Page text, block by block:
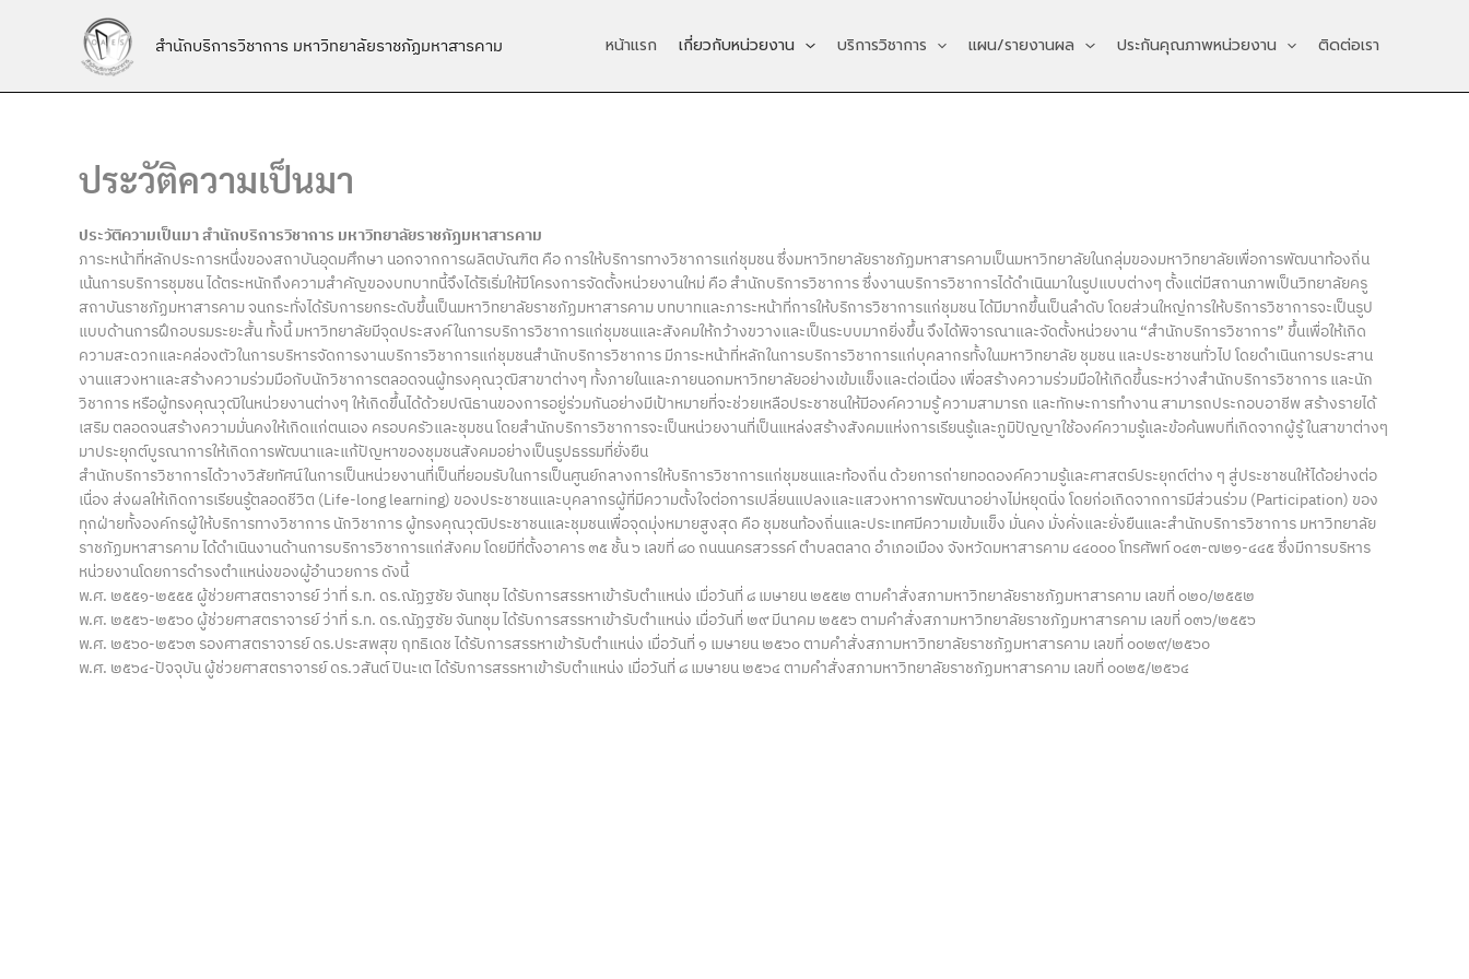
สำนักบริการวิชาการ มหาวิทยาลัยราชภัฏมหาสารคาม หน้าแรก เกี่ยวกับหน่วยงาน บริการวิชาการ แผน/รายงานผล ประกันคุณภาพหน่วยงาน ติดต่อเรา
ประวัติความเป็นมา
ประวัติความเป็นมา สำนักบริการวิชาการ มหาวิทยาลัยราชภัฏมหาสารคาม
ภาระหน้าที่หลักประการหนึ่งของสถาบันอุดมศึกษา นอกจากการผลิตบัณฑิต คือ การให้บริการทางวิชาการแก่ชุมชน ซึ่งมหาวิทยาลัยราชภัฏมหาสารคามเป็นมหาวิทยาลัยในกลุ่มของมหาวิทยาลัยเพื่อการพัฒนาท้องถิ่น
เน้นการบริการชุมชน ได้ตระหนักถึงความสำคัญของบทบาทนี้จึงได้ริเริ่มให้มีโครงการจัดตั้งหน่วยงานใหม่ คือ สำนักบริการวิชาการ ซึ่งงานบริการวิชาการได้ดำเนินมาในรูปแบบต่างๆ ตั้งแต่มีสถานภาพเป็นวิทยาลัยครู
สถาบันราชภัฏมหาสารคาม จนกระทั่งได้รับการยกระดับขึ้นเป็นมหาวิทยาลัยราชภัฏมหาสารคาม บทบาทและภาระหน้าที่การให้บริการวิชาการแก่ชุมชน ได้มีมากขึ้นเป็นลำดับ โดยส่วนใหญ่การให้บริการวิชาการจะเป็นรูป
แบบด้านการฝึกอบรมระยะสั้น ทั้งนี้ มหาวิทยาลัยมีจุดประสงค์ในการบริการวิชาการแก่ชุมชนและสังคมให้กว้างขวางและเป็นระบบมากยิ่งขึ้น จึงได้พิจารณาและจัดตั้งหน่วยงาน “สำนักบริการวิชาการ” ขึ้นเพื่อให้เกิด
ความสะดวกและคล่องตัวในการบริหารจัดการงานบริการวิชาการแก่ชุมชนสำนักบริการวิชาการ มีภาระหน้าที่หลักในการบริการวิชาการแก่บุคลากรทั้งในมหาวิทยาลัย ชุมชน และประชาชนทั่วไป โดยดำเนินการประสาน
งานแสวงหาและสร้างความร่วมมือกับนักวิชาการตลอดจนผู้ทรงคุณวุฒิสาขาต่างๆ ทั้งภายในและภายนอกมหาวิทยาลัยอย่างเข้มแข็งและต่อเนื่อง เพื่อสร้างความร่วมมือให้เกิดขึ้นระหว่างสำนักบริการวิชาการ และนัก
วิชาการ หรือผู้ทรงคุณวุฒิในหน่วยงานต่างๆ ให้เกิดขึ้นได้ด้วยปณิธานของการอยู่ร่วมกันอย่างมีเป้าหมายที่จะช่วยเหลือประชาชนให้มีองค์ความรู้ ความสามารถ และทักษะการทำงาน สามารถประกอบอาชีพ สร้างรายได้
เสริม ตลอดจนสร้างความมั่นคงให้เกิดแก่ตนเอง ครอบครัวและชุมชน โดยสำนักบริการวิชาการจะเป็นหน่วยงานที่เป็นแหล่งสร้างสังคมแห่งการเรียนรู้และภูมิปัญญาใช้องค์ความรู้และข้อค้นพบที่เกิดจากผู้รู้ ในสาขาต่างๆ
มาประยุกต์บูรณาการให้เกิดการพัฒนาและแก้ปัญหาของชุมชนสังคมอย่างเป็นรูปธรรมที่ยั่งยืน
สำนักบริการวิชาการได้วางวิสัยทัศน์ในการเป็นหน่วยงานที่เป็นที่ยอมรับในการเป็นศูนย์กลางการให้บริการวิชาการแก่ชุมชนและท้องถิ่น ด้วยการถ่ายทอดองค์ความรู้และศาสตร์ประยุกต์ต่าง ๆ สู่ประชาชนให้ได้อย่างต่อ
เนื่อง ส่งผลให้เกิดการเรียนรู้ตลอดชีวิต (Life-long learning) ของประชาชนและบุคลากรผู้ที่มีความตั้งใจต่อการเปลี่ยนแปลงและแสวงหาการพัฒนาอย่างไม่หยุดนิ่ง โดยก่อเกิดจากการมีส่วนร่วม (Participation) ของ
ทุกฝ่ายทั้งองค์กรผู้ให้บริการทางวิชาการ นักวิชาการ ผู้ทรงคุณวุฒิประชาชนและชุมชนเพื่อจุดมุ่งหมายสูงสุด คือ ชุมชนท้องถิ่นและประเทศมีความเข้มแข็ง มั่นคง มั่งคั่งและยั่งยืนและสำนักบริการวิชาการ มหาวิทยาลัย
ราชภัฏมหาสารคาม ได้ดำเนินงานด้านการบริการวิชาการแก่สังคม โดยมีที่ตั้งอาคาร ๓๕ ชั้น ๖ เลขที่ ๘๐ ถนนนครสวรรค์ ตำบลตลาด อำเภอเมือง จังหวัดมหาสารคาม ๔๔๐๐๐ โทรศัพท์ ๐๔๓-๗๒๑-๔๔๕ ซึ่งมีการบริหาร
หน่วยงานโดยการดำรงตำแหน่งของผู้อำนวยการ ดังนี้
พ.ศ. ๒๕๕๑-๒๕๕๕ ผู้ช่วยศาสตราจารย์ ว่าที่ ร.ท. ดร.ณัฏฐชัย จันทชุม ได้รับการสรรหาเข้ารับตำแหน่ง เมื่อวันที่ ๘ เมษายน ๒๕๕๒ ตามคำสั่งสภามหาวิทยาลัยราชภัฏมหาสารคาม เลขที่ ๐๒๐/๒๕๕๒
พ.ศ. ๒๕๕๖-๒๕๖๐ ผู้ช่วยศาสตราจารย์ ว่าที่ ร.ท. ดร.ณัฏฐชัย จันทชุม ได้รับการสรรหาเข้ารับตำแหน่ง เมื่อวันที่ ๒๙ มีนาคม ๒๕๕๖ ตามคำสั่งสภามหาวิทยาลัยราชภัฏมหาสารคาม เลขที่ ๐๓๖/๒๕๕๖
พ.ศ. ๒๕๖๐-๒๕๖๓ รองศาสตราจารย์ ดร.ประสพสุข ฤทธิเดช ได้รับการสรรหาเข้ารับตำแหน่ง เมื่อวันที่ ๑ เมษายน ๒๕๖๐ ตามคำสั่งสภามหาวิทยาลัยราชภัฏมหาสารคาม เลขที่ ๐๐๒๙/๒๕๖๐
พ.ศ. ๒๕๖๔-ปัจจุบัน ผู้ช่วยศาสตราจารย์ ดร.วสันต์ ปินะเต ได้รับการสรรหาเข้ารับตำแหน่ง เมื่อวันที่ ๘ เมษายน ๒๕๖๔ ตามคำสั่งสภามหาวิทยาลัยราชภัฏมหาสารคาม เลขที่ ๐๐๒๕/๒๕๖๔